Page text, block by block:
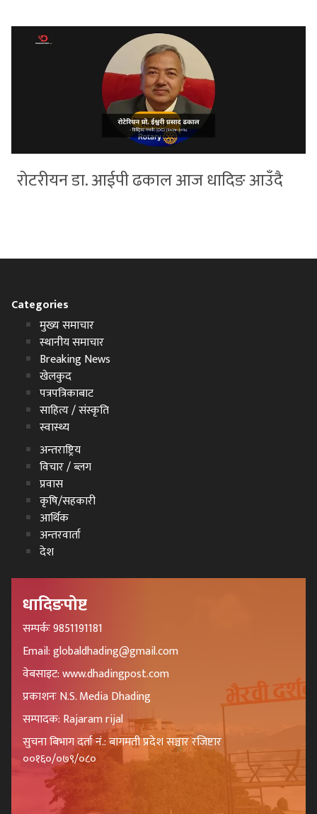
रोटरीयन डा. आईपी ढकाल आज धादिङ आउँदै
Categories
मुख्य समाचार
स्थानीय समाचार
Breaking News
खेलकुद
पत्रपत्रिकाबाट
साहित्य / संस्कृति
स्वास्थ्य
अन्तराष्ट्रिय
विचार / ब्लग
प्रवास
कृषि/सहकारी
आर्थिक
अन्तरवार्ता
देश
धादिङपोष्ट
सम्पर्कः 9851191181
Email: globaldhading@gmail.com
वेबसाइट: www.dhadingpost.com
प्रकाशनः N.S. Media Dhading
सम्पादक: Rajaram rijal
सुचना बिभाग दर्ता नं.: बागमती प्रदेश सञ्चार रजिष्टार
००१६०/०७९/०८०